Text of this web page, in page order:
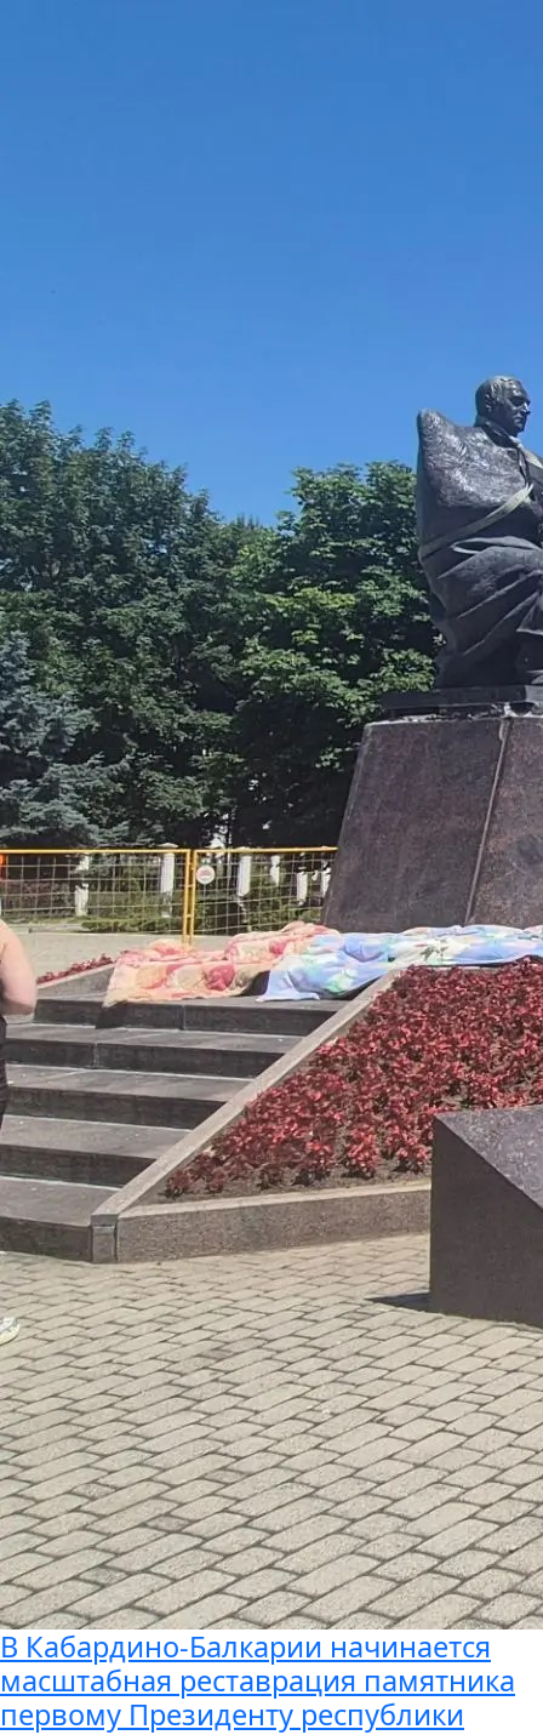
В Кабардино-Балкарии начинается
масштабная реставрация памятника
первому Президенту республики